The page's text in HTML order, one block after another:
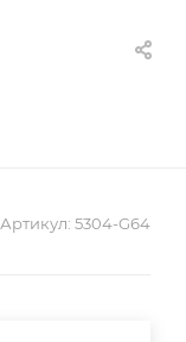
Артикул: 5304-G64